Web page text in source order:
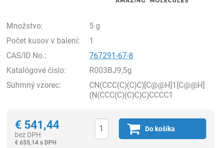
Množstvo:
5 g
Počet kusov v balení:
1
CAS/ID No.:
767291-67-8
Katalógové číslo:
R003BJ9,5g
Súhrnný vzorec:
CN(CCC(C)(C)C)[C@@H]1[C@@H]
(N(CCC(C)(C)C)C)CCCC1
€ 541,44
bez DPH
€ 655,14 s DPH
Do košíka